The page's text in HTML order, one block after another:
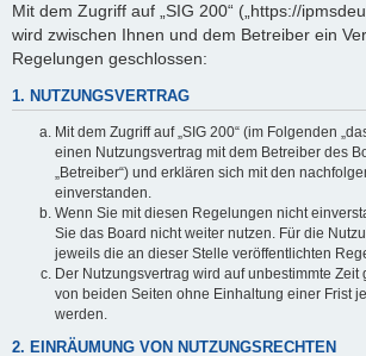
Mit dem Zugriff auf „SIG 200“ („https://
wird zwischen Ihnen und dem Betreiber ein
Regelungen geschlossen:
1. NUTZUNGSVERTRAG
Mit dem Zugriff auf „SIG 200“ (im Folgenden
einen Nutzungsvertrag mit dem Betreiber des
„Betreiber“) und erklären sich mit den
einverstanden.
Wenn Sie mit diesen Regelungen nicht
Sie das Board nicht weiter nutzen. Für die
jeweils die an dieser Stelle veröffentlichten
Der Nutzungsvertrag wird auf unbestimmte Zeit
von beiden Seiten ohne Einhaltung einer Frist
werden.
2. EINRÄUMUNG VON NUTZUNGSRECHTEN